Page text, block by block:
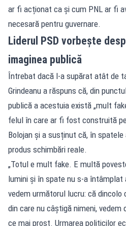
ar fi acționat ca și cum PNL ar fi
necesară pentru guvernare.
Liderul PSD vorbește
imaginea publică
Întrebat dacă l-a supărat atât de
Grindeanu a răspuns că, din
publică a acestuia există „mult
felul în care ar fi fost construită
Bolojan și a susținut că, în
produs schimbări reale.
„Totul e mult fake. E multă
lumini și în spate nu s-a întâmplat
vedem următorul lucru: că
din care nu câștigă nimeni,
ce mai prost. Urmarea politicilor